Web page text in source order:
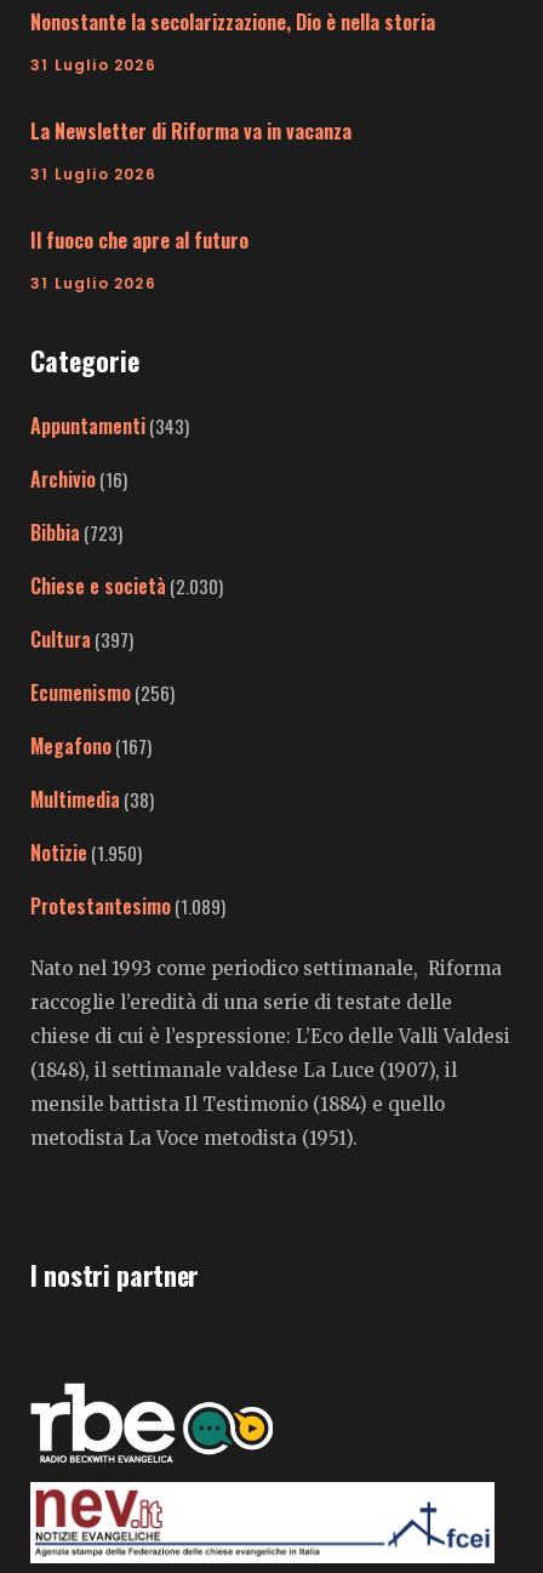
Nonostante la secolarizzazione, Dio è nella storia
31 Luglio 2026
La Newsletter di Riforma va in vacanza
31 Luglio 2026
Il fuoco che apre al futuro
31 Luglio 2026
Categorie
Appuntamenti(343)
Archivio(16)
Bibbia (723)
Chiese e società (2.030)
Cultura (397)
Ecumenismo(256)
Megafono(167)
Multimedia (38)
Notizie (1.950)
Protestantesimo(1.089)
Nato nel 1993 come periodico settimanale, Riforma
raccoglie l’eredità di una serie di testate delle
chiese di cui è l’espressione: L’Eco delle Valli Valdesi
(1848), il settimanale valdese La Luce (1907), il
mensile battista Il Testimonio (1884) e quello
metodista La Voce metodista (1951).
I nostri partner